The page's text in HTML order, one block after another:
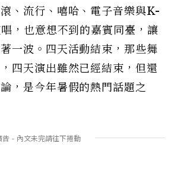
、流行、嘻哈、電子音樂與K-
，也意想不到的嘉賓同臺，讓
一波。四天活動結束，那些舞
四天演出雖然已經結束，但還
，是今年暑假的熱門話題之